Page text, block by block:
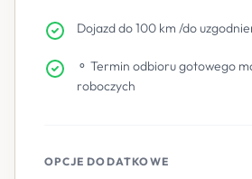
Dojazd do 100 km /do
⚬ Termin odbioru gotowego
roboczych
OPCJE DODATKOWE